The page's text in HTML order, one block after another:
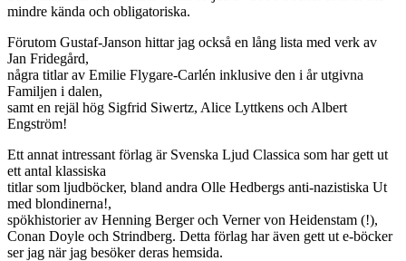
mindre kända och obligatoriska.
Förutom Gustaf-Janson hittar jag också en lång lista med verk av
Jan Fridegård,
några titlar av Emilie Flygare-Carlén inklusive den i år utgivna
Familjen i dalen,
samt en rejäl hög Sigfrid Siwertz, Alice Lyttkens och Albert
Engström!
Ett annat intressant förlag är Svenska Ljud Classica som har gett ut
ett antal klassiska
titlar som ljudböcker, bland andra Olle Hedbergs anti-nazistiska Ut
med blondinerna!,
spökhistorier av Henning Berger och Verner von Heidenstam (!),
Conan Doyle och Strindberg. Detta förlag har även gett ut e-böcker
ser jag när jag besöker deras hemsida.